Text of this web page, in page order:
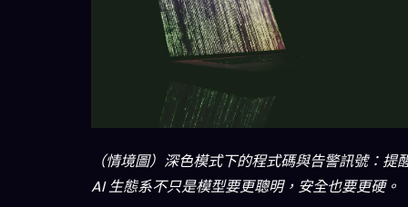
（情境圖）深色模式下的程式碼與告警訊號：提
AI 生態系不只是模型要更聰明，安全也要更硬。